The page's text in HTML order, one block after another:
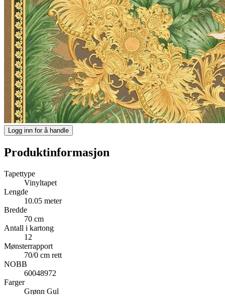
Logg inn for å handle
Produktinformasjon
Tapettype
Vinyltapet
Lengde
10.05 meter
Bredde
70 cm
Antall i kartong
12
Mønsterrapport
70/0 cm rett
NOBB
60048972
Farger
Grønn Gul